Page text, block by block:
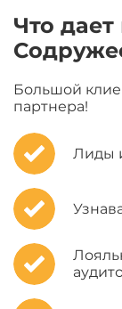
Что дает
Большой
партнера!
Лиды